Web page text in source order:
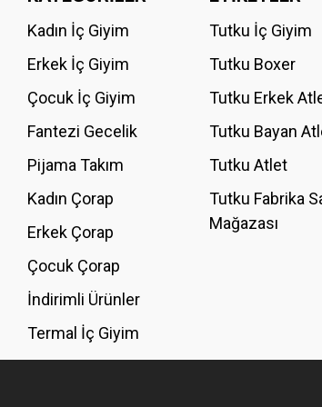
Kadın İç Giyim
Erkek İç Giyim
Çocuk İç Giyim
Fantezi Gecelik
Pijama Takım
Kadın Çorap
Erkek Çorap
Çocuk Çorap
İndirimli Ürünler
Termal İç Giyim
Tutku İç Giyim
Tutku Boxer
Tutku Erkek
Tutku Bayan
Tutku Atlet
Tutku Fabrika
Mağazası